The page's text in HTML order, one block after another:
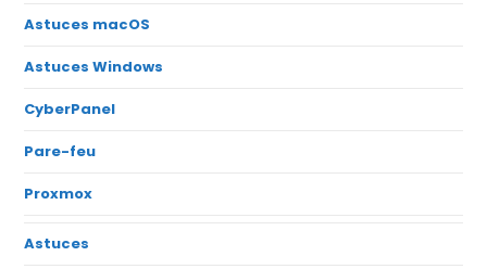
Astuces macOS
Astuces Windows
CyberPanel
Pare-feu
Proxmox
Astuces